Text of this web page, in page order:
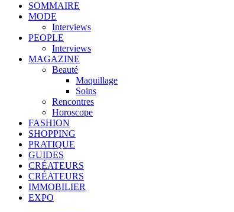
SOMMAIRE
MODE
Interviews
PEOPLE
Interviews
MAGAZINE
Beauté
Maquillage
Soins
Rencontres
Horoscope
FASHION
SHOPPING
PRATIQUE
GUIDES
CRÉATEURS
CRÉATEURS
IMMOBILIER
EXPO